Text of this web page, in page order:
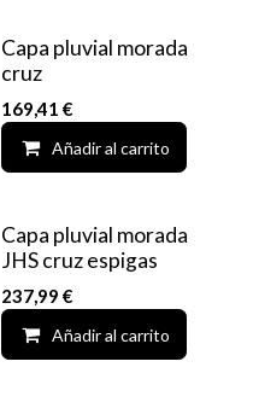
Add to wishlist
Capa pluvial morada
cruz
169,41 €
Añadir al carrito
Add to wishlist
Capa pluvial morada
JHS cruz espigas
237,99 €
Añadir al carrito